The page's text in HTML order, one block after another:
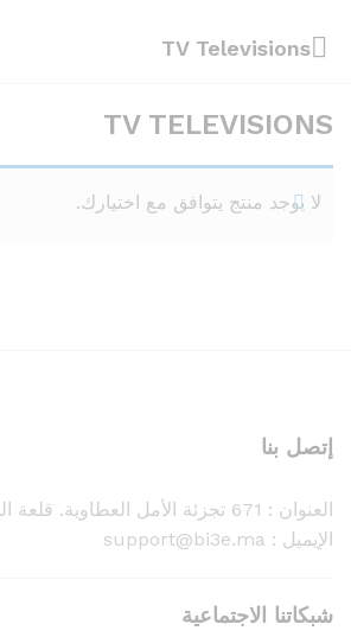
TV Televisions
TV TELEVISIONS
لا يوجد منتج يتوافق مع اختيارك.
إتصل بنا
العنوان : 671 تجزئة الأمل العطاوية. قلعة السراغنة
الإيميل : support@bi3e.ma
شبكاتنا الاجتماعية